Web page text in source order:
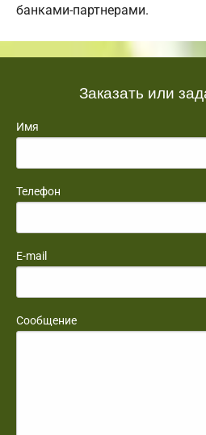
банками-партнерами.
Заказать или
Имя
Телефон
E-mail
Сообщение